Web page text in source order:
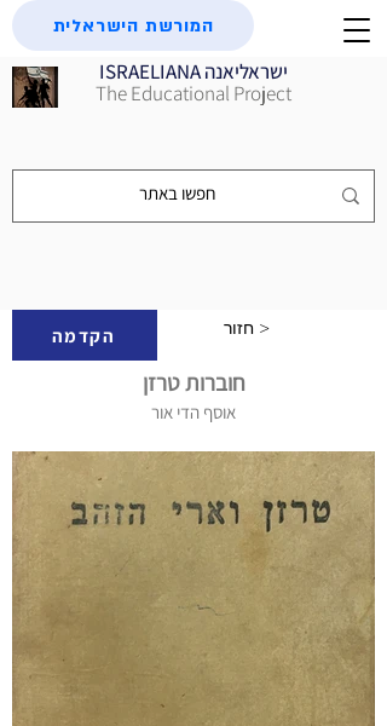
ISRAELIANA ישראליאנה
The Educational Project
המורשת הישראלית
הקדמה חזור >
חוברות טרזן
אוסף הדי אור